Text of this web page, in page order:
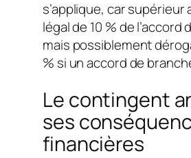
s’applique, car supérieur
légal de 10 % de l’accord
mais possiblement
% si un accord de
Le contingent
ses
financières